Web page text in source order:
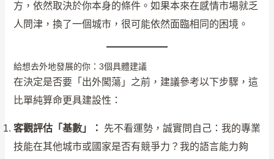
方，依然取決於你本身的條件。如果本來在感情市場就乏
人問津，換了一個城市，很可能依然面臨相同的困境。
給想去外地發展的你：3個具體建議
在決定是否要「出外闖蕩」之前，建議參考以下步驟，這
比單純算命更具建設性：
客觀評估「基數」：
先不看運勢，誠實問自己：我的專業
技能在其他城市或國家是否有競爭力？我的語言能力夠